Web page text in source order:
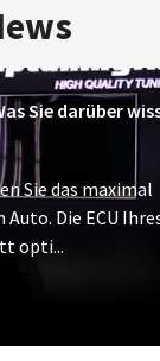
Sie darüber
Sie das maximal
Die ECU
opti...